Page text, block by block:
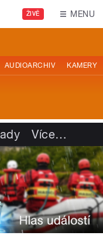
ŽIVĚ MENU
AUDIOARCHIV KAMERY
Více…